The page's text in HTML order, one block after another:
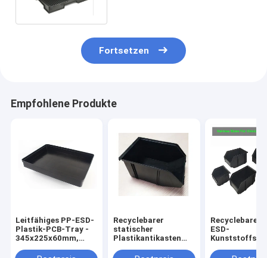
Fortsetzen
Empfohlene Produkte
Leitfähiges PP-ESD-
Plastik-PCB-Tray -
345x225x60mm,
Lagerung und
Recyclebarer
statischer
Plastikantikasten
109 Eco freundlich
Recyclebare
ESD-